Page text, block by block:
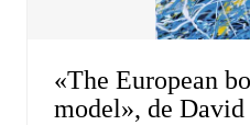
«The European
model», de David